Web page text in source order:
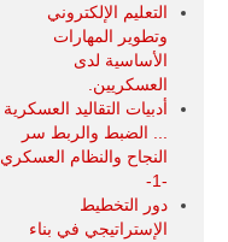
التعليم الإلكتروني
وتطوير المهارات
الأساسية لدى
العسكريين.
أدبيات التقاليد العسكرية
... الضبط والربط سر
النجاح والنظام العسكري
-1-
دور التخطيط
الإستراتيجي في بناء